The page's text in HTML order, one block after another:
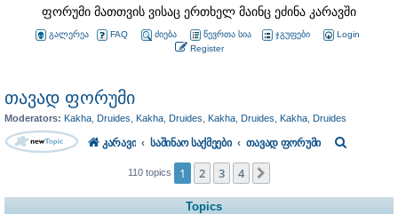
ფორუმი მათთვის ვისაც ერთხელ მაინც ეძინა კარავში
გალერეა FAQ ძიება წევრთა სია ჯგუფები
Login
Register
თავად ფორუმი
Moderators: Kakha Druides Kakha Druides Kakha Druides Kakha Druides
კარავი საშინაო საქმეები თავად ფორუმი
110 topics 1 2 3 4
Topics